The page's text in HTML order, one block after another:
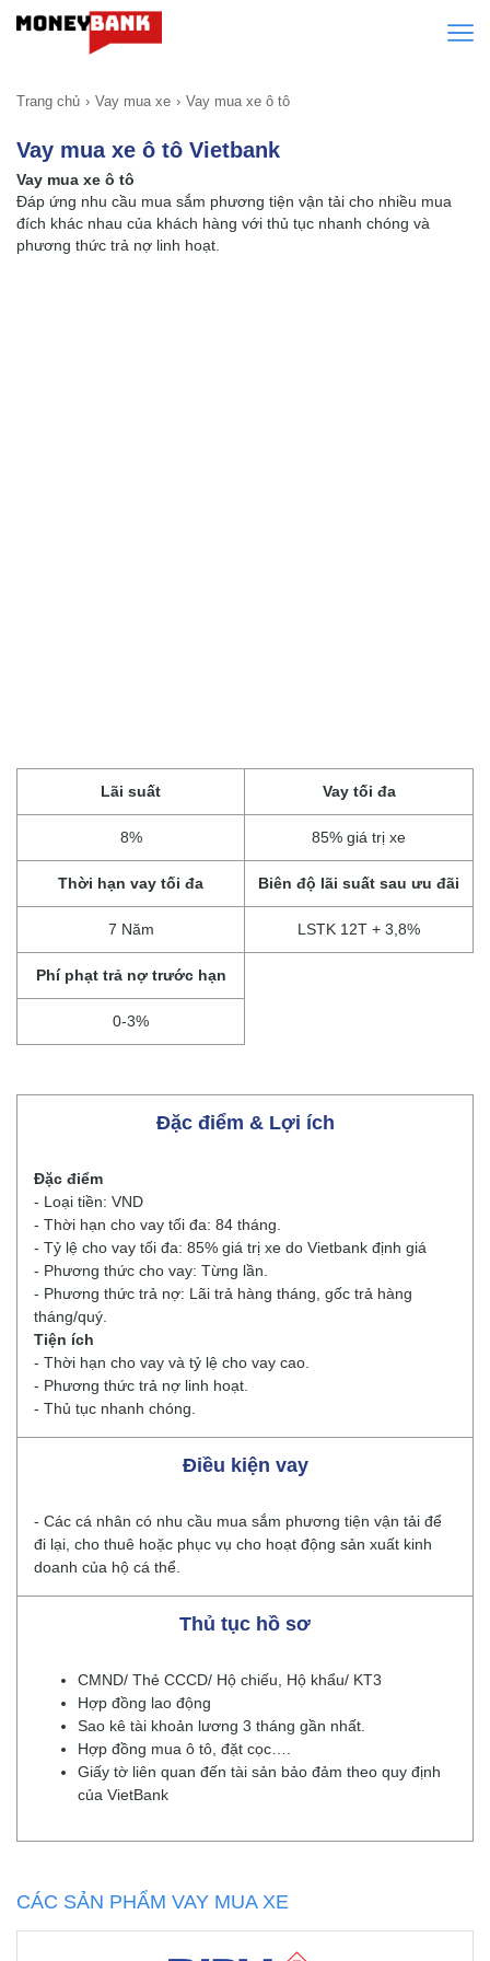
Trang chủ Vay mua xe Vay mua xe ô tô
Vay mua xe ô tô Vietbank
Vay mua xe ô tô
Ðáp ứng nhu cầu mua sắm phương tiện vận tải cho nhiều mua
đích khác nhau của khách hàng với thủ tục nhanh chóng và
phương thức trả nợ linh hoạt.
Lãi suất
8%
Vay tối đa
85% giá trị xe
Thời hạn vay tối đa
7 Năm
Biên độ lãi suất sau ưu đãi
LSTK 12T + 3,8%
Phí phạt trả nợ trước hạn
0-3%
Đặc điểm & Lợi ích
Đặc điểm
- Loại tiền: VND
- Thời hạn cho vay tối đa: 84 tháng.
- Tỷ lệ cho vay tối đa: 85% giá trị xe do Vietbank định giá
- Phương thức cho vay: Từng lần.
- Phương thức trả nợ: Lãi trả hàng tháng, gốc trả hàng
tháng/quý.
Tiện ích
- Thời hạn cho vay và tỷ lệ cho vay cao.
- Phương thức trả nợ linh hoạt.
- Thủ tục nhanh chóng.
Điều kiện vay
- Các cá nhân có nhu cầu mua sắm phương tiện vận tải để
đi lại, cho thuê hoặc phục vụ cho hoạt động sản xuất kinh
doanh của hộ cá thể.
Thủ tục hồ sơ
CMND/ Thẻ CCCD/ Hộ chiếu, Hộ khẩu/ KT3
Hợp đồng lao động
Sao kê tài khoản lương 3 tháng gần nhất.
Hợp đồng mua ô tô, đặt cọc….
Giấy tờ liên quan đến tài sản bảo đảm theo quy định
của VietBank
CÁC SẢN PHẨM VAY MUA XE